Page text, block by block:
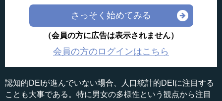
さっそく始めてみる
（会員の方に広告は表示されません）
会員の方のログインはこちら
認知的DEIが進んでいない場合、人口統計的DEIに注目する
ことも大事である。特に男女の多様性という観点から注目